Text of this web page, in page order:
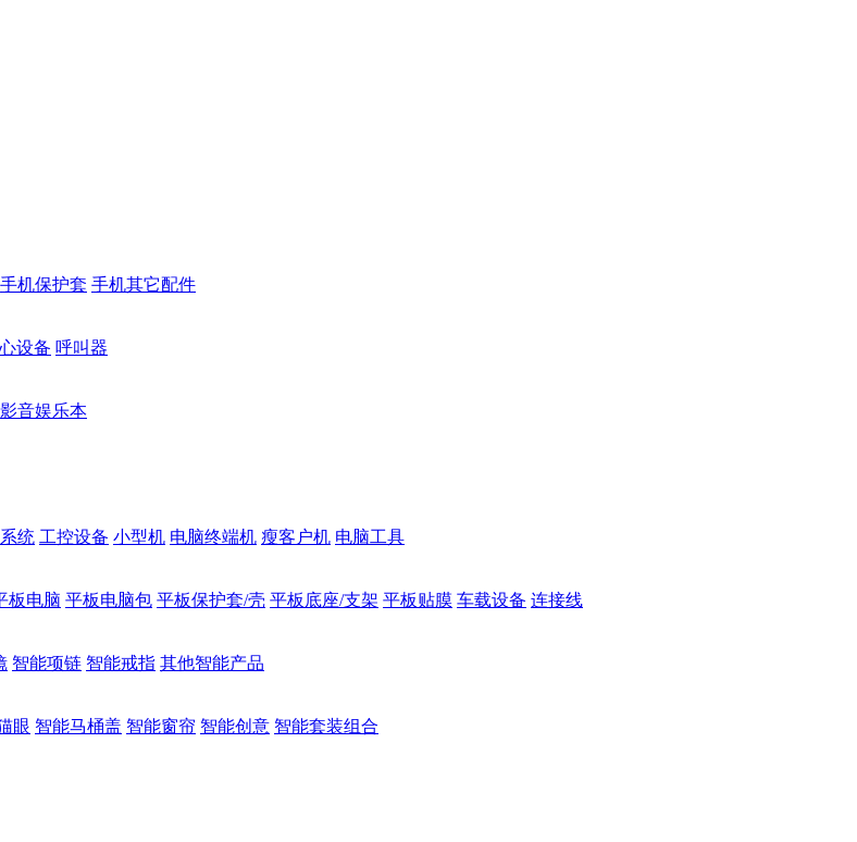
手机保护套 手机其它配件
设备 呼叫器
影音娱乐本
统 工控设备 小型机 电脑终端机 瘦客户机 电脑工具
板电脑 平板电脑包 平板保护套/壳 平板底座/支架 平板贴膜 车载设备 连接线
智能项链 智能戒指 其他智能产品
眼 智能马桶盖 智能窗帘 智能创意 智能套装组合